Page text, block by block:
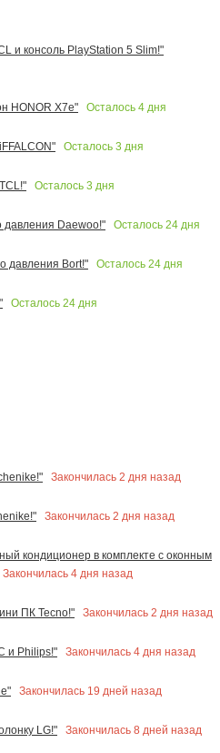
и консоль PlayStation 5 Slim!"
HONOR X7e"
Осталось 4 дня
Осталось 3 дня
Осталось 3 дня
давления Daewoo!"
Осталось 24 дня
давления Bort!"
Осталось 24 дня
Осталось 24 дня
Закончилась 2 дня назад
Закончилась 2 дня назад
кондиционер в комплекте с оконным
Закончилась 4 дня назад
ПК Tecno!"
Закончилась 2 дня назад
и Philips!"
Закончилась 4 дня назад
Закончилась 19 дней назад
LG!"
Закончилась 8 дней назад